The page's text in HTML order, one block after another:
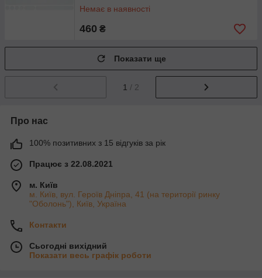
Немає в наявності
460 ₴
Показати ще
1 / 2
Про нас
100% позитивних з 15 відгуків за рік
Працює з 22.08.2021
м. Київ
м. Київ, вул. Героїв Дніпра, 41 (на території ринку
"Оболонь"), Київ, Україна
Контакти
Сьогодні вихідний
Показати весь графік роботи